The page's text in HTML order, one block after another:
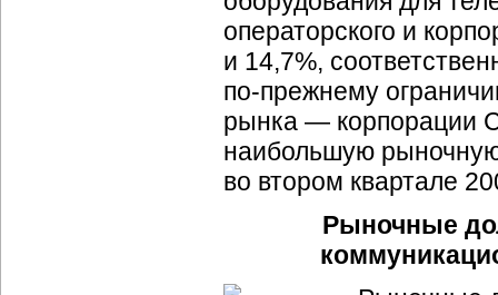
операторского и
и 14,7%,
по-прежнему
рынка — корпорации
наибольшую
во втором квартале
Рыночные